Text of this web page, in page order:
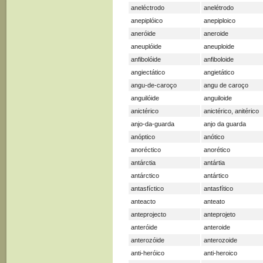
aneléctrodo
anelétrodo
anepiplóico
anepiploico
aneróide
aneroide
aneuplóide
aneuploide
anfibolóide
anfiboloide
angiectático
angietático
angu-de-caroço
angu de caroço
anguilóide
anguiloide
anictérico
anictérico, anitérico
anjo-da-guarda
anjo da guarda
anóptico
anótico
anoréctico
anorético
antárctia
antártia
antárctico
antártico
antasfíctico
antasfítico
anteacto
anteato
anteprojecto
anteprojeto
anteróide
anteroide
anterozóide
anterozoide
anti-heróico
anti-heroico